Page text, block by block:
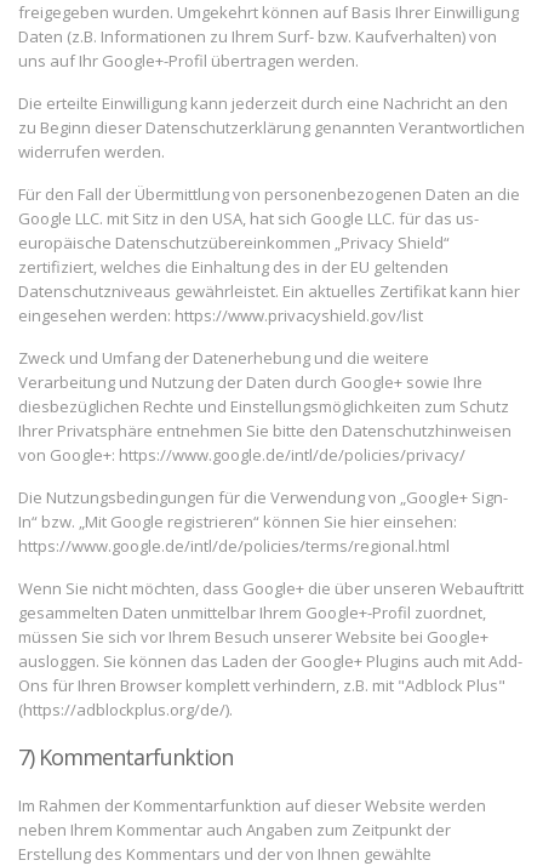
freigegeben wurden. Umgekehrt können auf Basis Ihrer Einwilligung
Daten (z.B. Informationen zu Ihrem Surf- bzw. Kaufverhalten) von
uns auf Ihr Google+-Profil übertragen werden.
Die erteilte Einwilligung kann jederzeit durch eine Nachricht an den
zu Beginn dieser Datenschutzerklärung genannten Verantwortlichen
widerrufen werden.
Für den Fall der Übermittlung von personenbezogenen Daten an die
Google LLC. mit Sitz in den USA, hat sich Google LLC. für das us-
europäische Datenschutzübereinkommen „Privacy Shield“
zertifiziert, welches die Einhaltung des in der EU geltenden
Datenschutzniveaus gewährleistet. Ein aktuelles Zertifikat kann hier
eingesehen werden: https://www.privacyshield.gov/list
Zweck und Umfang der Datenerhebung und die weitere
Verarbeitung und Nutzung der Daten durch Google+ sowie Ihre
diesbezüglichen Rechte und Einstellungsmöglichkeiten zum Schutz
Ihrer Privatsphäre entnehmen Sie bitte den Datenschutzhinweisen
von Google+: https://www.google.de/intl/de/policies/privacy/
Die Nutzungsbedingungen für die Verwendung von „Google+ Sign-
In“ bzw. „Mit Google registrieren“ können Sie hier einsehen:
https://www.google.de/intl/de/policies/terms/regional.html
Wenn Sie nicht möchten, dass Google+ die über unseren Webauftritt
gesammelten Daten unmittelbar Ihrem Google+-Profil zuordnet,
müssen Sie sich vor Ihrem Besuch unserer Website bei Google+
ausloggen. Sie können das Laden der Google+ Plugins auch mit Add-
Ons für Ihren Browser komplett verhindern, z.B. mit "Adblock Plus"
(https://adblockplus.org/de/).
7) Kommentarfunktion
Im Rahmen der Kommentarfunktion auf dieser Website werden
neben Ihrem Kommentar auch Angaben zum Zeitpunkt der
Erstellung des Kommentars und der von Ihnen gewählte